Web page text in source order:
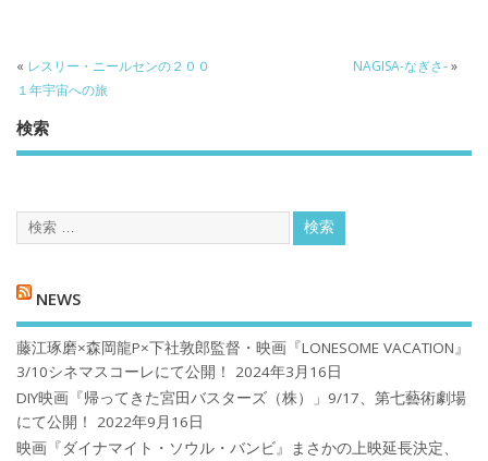
« レスリー・ニールセンの２００
１年宇宙への旅
NAGISA-なぎさ-»
検索
NEWS
藤江琢磨×森岡龍P×下社敦郎監督・映画『LONESOME VACATION』
3/10シネマスコーレにて公開！
2024年3月16日
DIY映画『帰ってきた宮田バスターズ（株）」9/17、第七藝術劇場
にて公開！
2022年9月16日
映画『ダイナマイト・ソウル・バンビ』まさかの上映延長決定、